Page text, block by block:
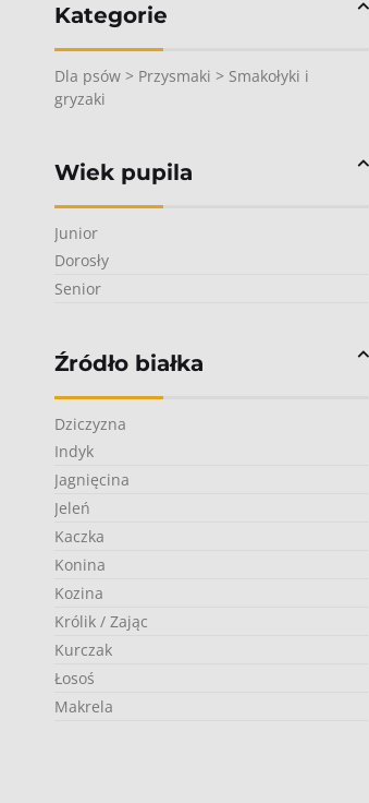
Kategorie
Dla psów > Przysmaki > Smakołyki i
gryzaki
Wiek pupila
Junior
Dorosły
Senior
Źródło białka
Dziczyzna
Indyk
Jagnięcina
Jeleń
Kaczka
Konina
Kozina
Królik / Zając
Kurczak
Łosoś
Makrela